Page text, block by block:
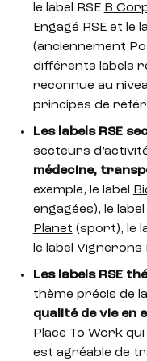
le label RSE B
Engagé RSEet le
(anciennement
différents labels
reconnue au
principes de
Les labels RSE
secteurs
médecine,
exemple, le label
engagées), le label
Planet (sport), le
le label Vignerons
Les labels RSE
thème précis de la
qualité de vie en
Place To Workqui
est agréable de